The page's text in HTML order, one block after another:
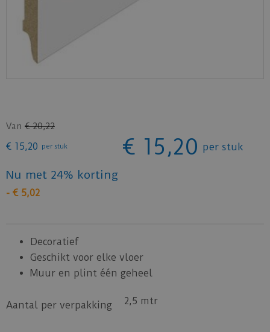
Van € 20,22
€ 15,20 per stuk € 15,20 per stuk
Nu met 24% korting
- € 5,02
Decoratief
Geschikt voor elke vloer
Muur en plint één geheel
Aantal per verpakking 2,5 mtr